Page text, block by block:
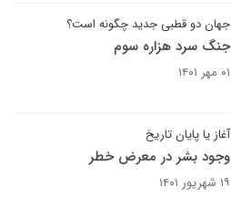
جهان دو قطبی جدید چگونه است؟
جنگ سرد هزاره سوم
۰۱ مهر ۱۴۰۱
آغاز یا پایان تاریخ
وجود بشر در معرض خطر
۱۹ شهریور ۱۴۰۱